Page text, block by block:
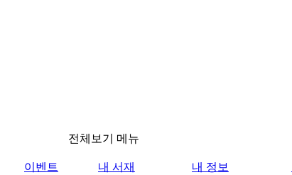
전체보기 메뉴
이벤트
내 서재
내 정보